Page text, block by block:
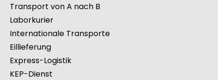
Transport von A nach B
Laborkurier
Internationale Transporte
Eillieferung
Express-Logistik
KEP-Dienst